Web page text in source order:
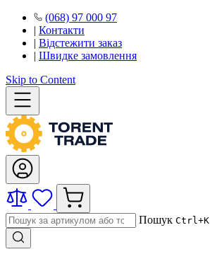
(068) 97 000 97
| Контакти
| Відстежити заказ
| Швидке замовлення
Skip to Content
Пошук Ctrl+K